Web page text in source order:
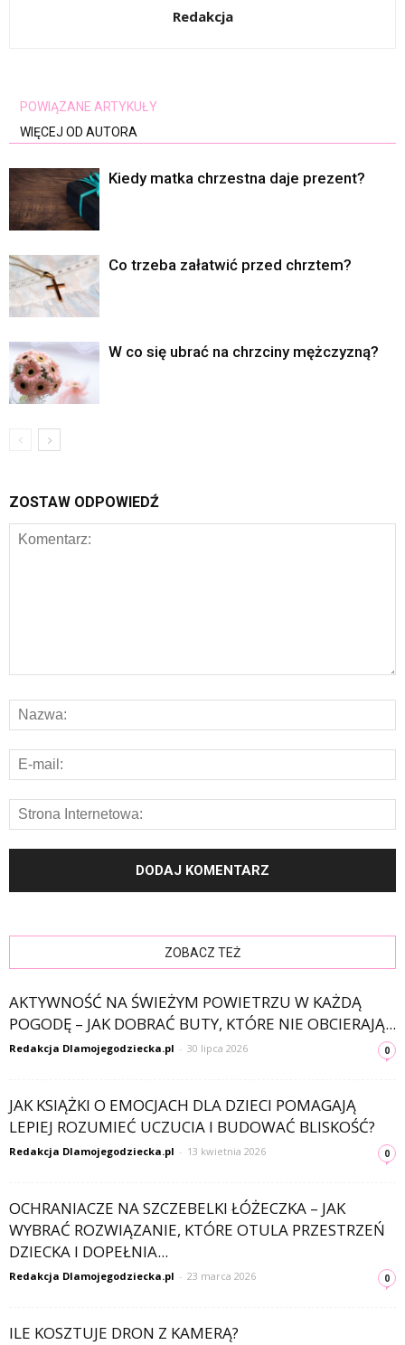
Redakcja
POWIĄZANE ARTYKUŁY
WIĘCEJ OD AUTORA
Kiedy matka chrzestna daje prezent?
Co trzeba załatwić przed chrztem?
W co się ubrać na chrzciny mężczyzną?
ZOSTAW ODPOWIEDŹ
ZOBACZ TEŻ
AKTYWNOŚĆ NA ŚWIEŻYM POWIETRZU W KAŻDĄ
POGODĘ – JAK DOBRAĆ BUTY, KTÓRE NIE OBCIERAJĄ...
Redakcja Dlamojegodziecka.pl - 30 lipca 2026 0
JAK KSIĄŻKI O EMOCJACH DLA DZIECI POMAGAJĄ
LEPIEJ ROZUMIEĆ UCZUCIA I BUDOWAĆ BLISKOŚĆ?
Redakcja Dlamojegodziecka.pl - 13 kwietnia 2026 0
OCHRANIACZE NA SZCZEBELKI ŁÓŻECZKA – JAK
WYBRAĆ ROZWIĄZANIE, KTÓRE OTULA PRZESTRZEŃ
DZIECKA I DOPEŁNIA...
Redakcja Dlamojegodziecka.pl - 23 marca 2026 0
ILE KOSZTUJE DRON Z KAMERĄ?